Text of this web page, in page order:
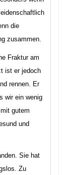
die
zusammen.
Fraktur am
ist er jedoch
rennen. Er
wir ein wenig
gutem
und
Sie hat
Zu